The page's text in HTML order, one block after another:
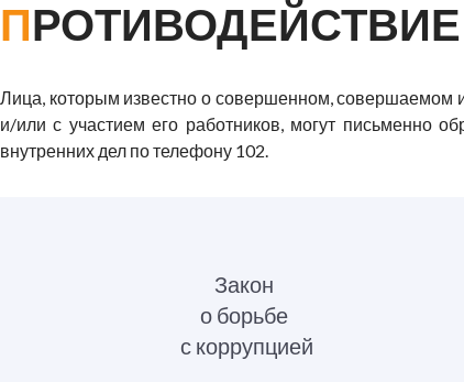
Лица, которым известно о совершенном,
и/или с участием его работников, могут письменно
внутренних дел по телефону 102.
Закон
о борьбе
с коррупцией